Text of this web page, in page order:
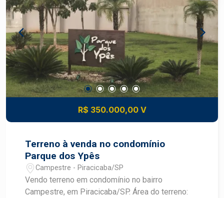
R$ 350.000,00 V
Terreno à venda no condomínio
Parque dos Ypês
Campestre - Piracicaba/SP
Vendo terreno em condomínio no bairro
Campestre, em Piracicaba/SP. Área do terreno: